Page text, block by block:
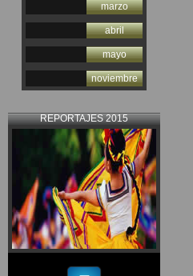
marzo
abril
mayo
noviembre
REPORTAJES 2015